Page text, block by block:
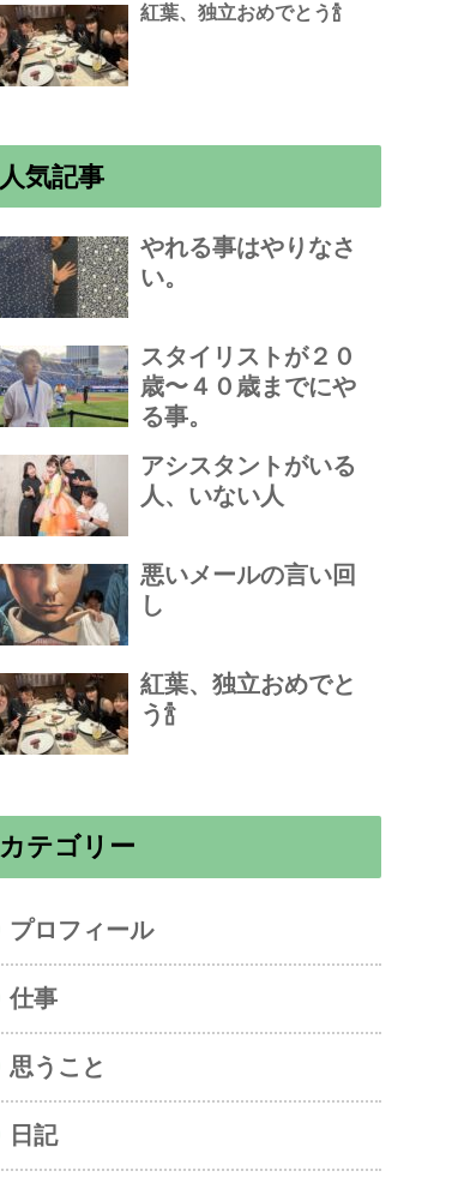
紅葉、独立おめでとう🍾
人気記事
やれる事はやりなさ
い。
スタイリストが２０
歳〜４０歳までにや
る事。
アシスタントがいる
人、いない人
悪いメールの言い回
し
紅葉、独立おめでと
う🍾
カテゴリー
プロフィール
仕事
思うこと
日記